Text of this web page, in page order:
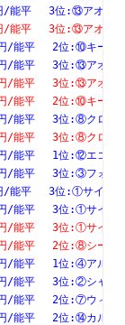
8010円/能
13940円/能
6030円/能平
6030円/能
49790円/能
49790円/能平
円/能平　 3
円/能平　 3
7460円/能平
円/能平　 3
6060円/能平
6670円/能平
57220円/能平
平　 2位:⑧シーウ
円/能平　 1
円/能平　 3位
円/能平　 2
円/能平　 2